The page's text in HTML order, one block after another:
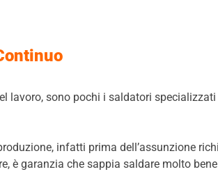
lavoro, sono pochi i saldatori
infatti prima dell’assunzione
è garanzia che sappia saldare molto